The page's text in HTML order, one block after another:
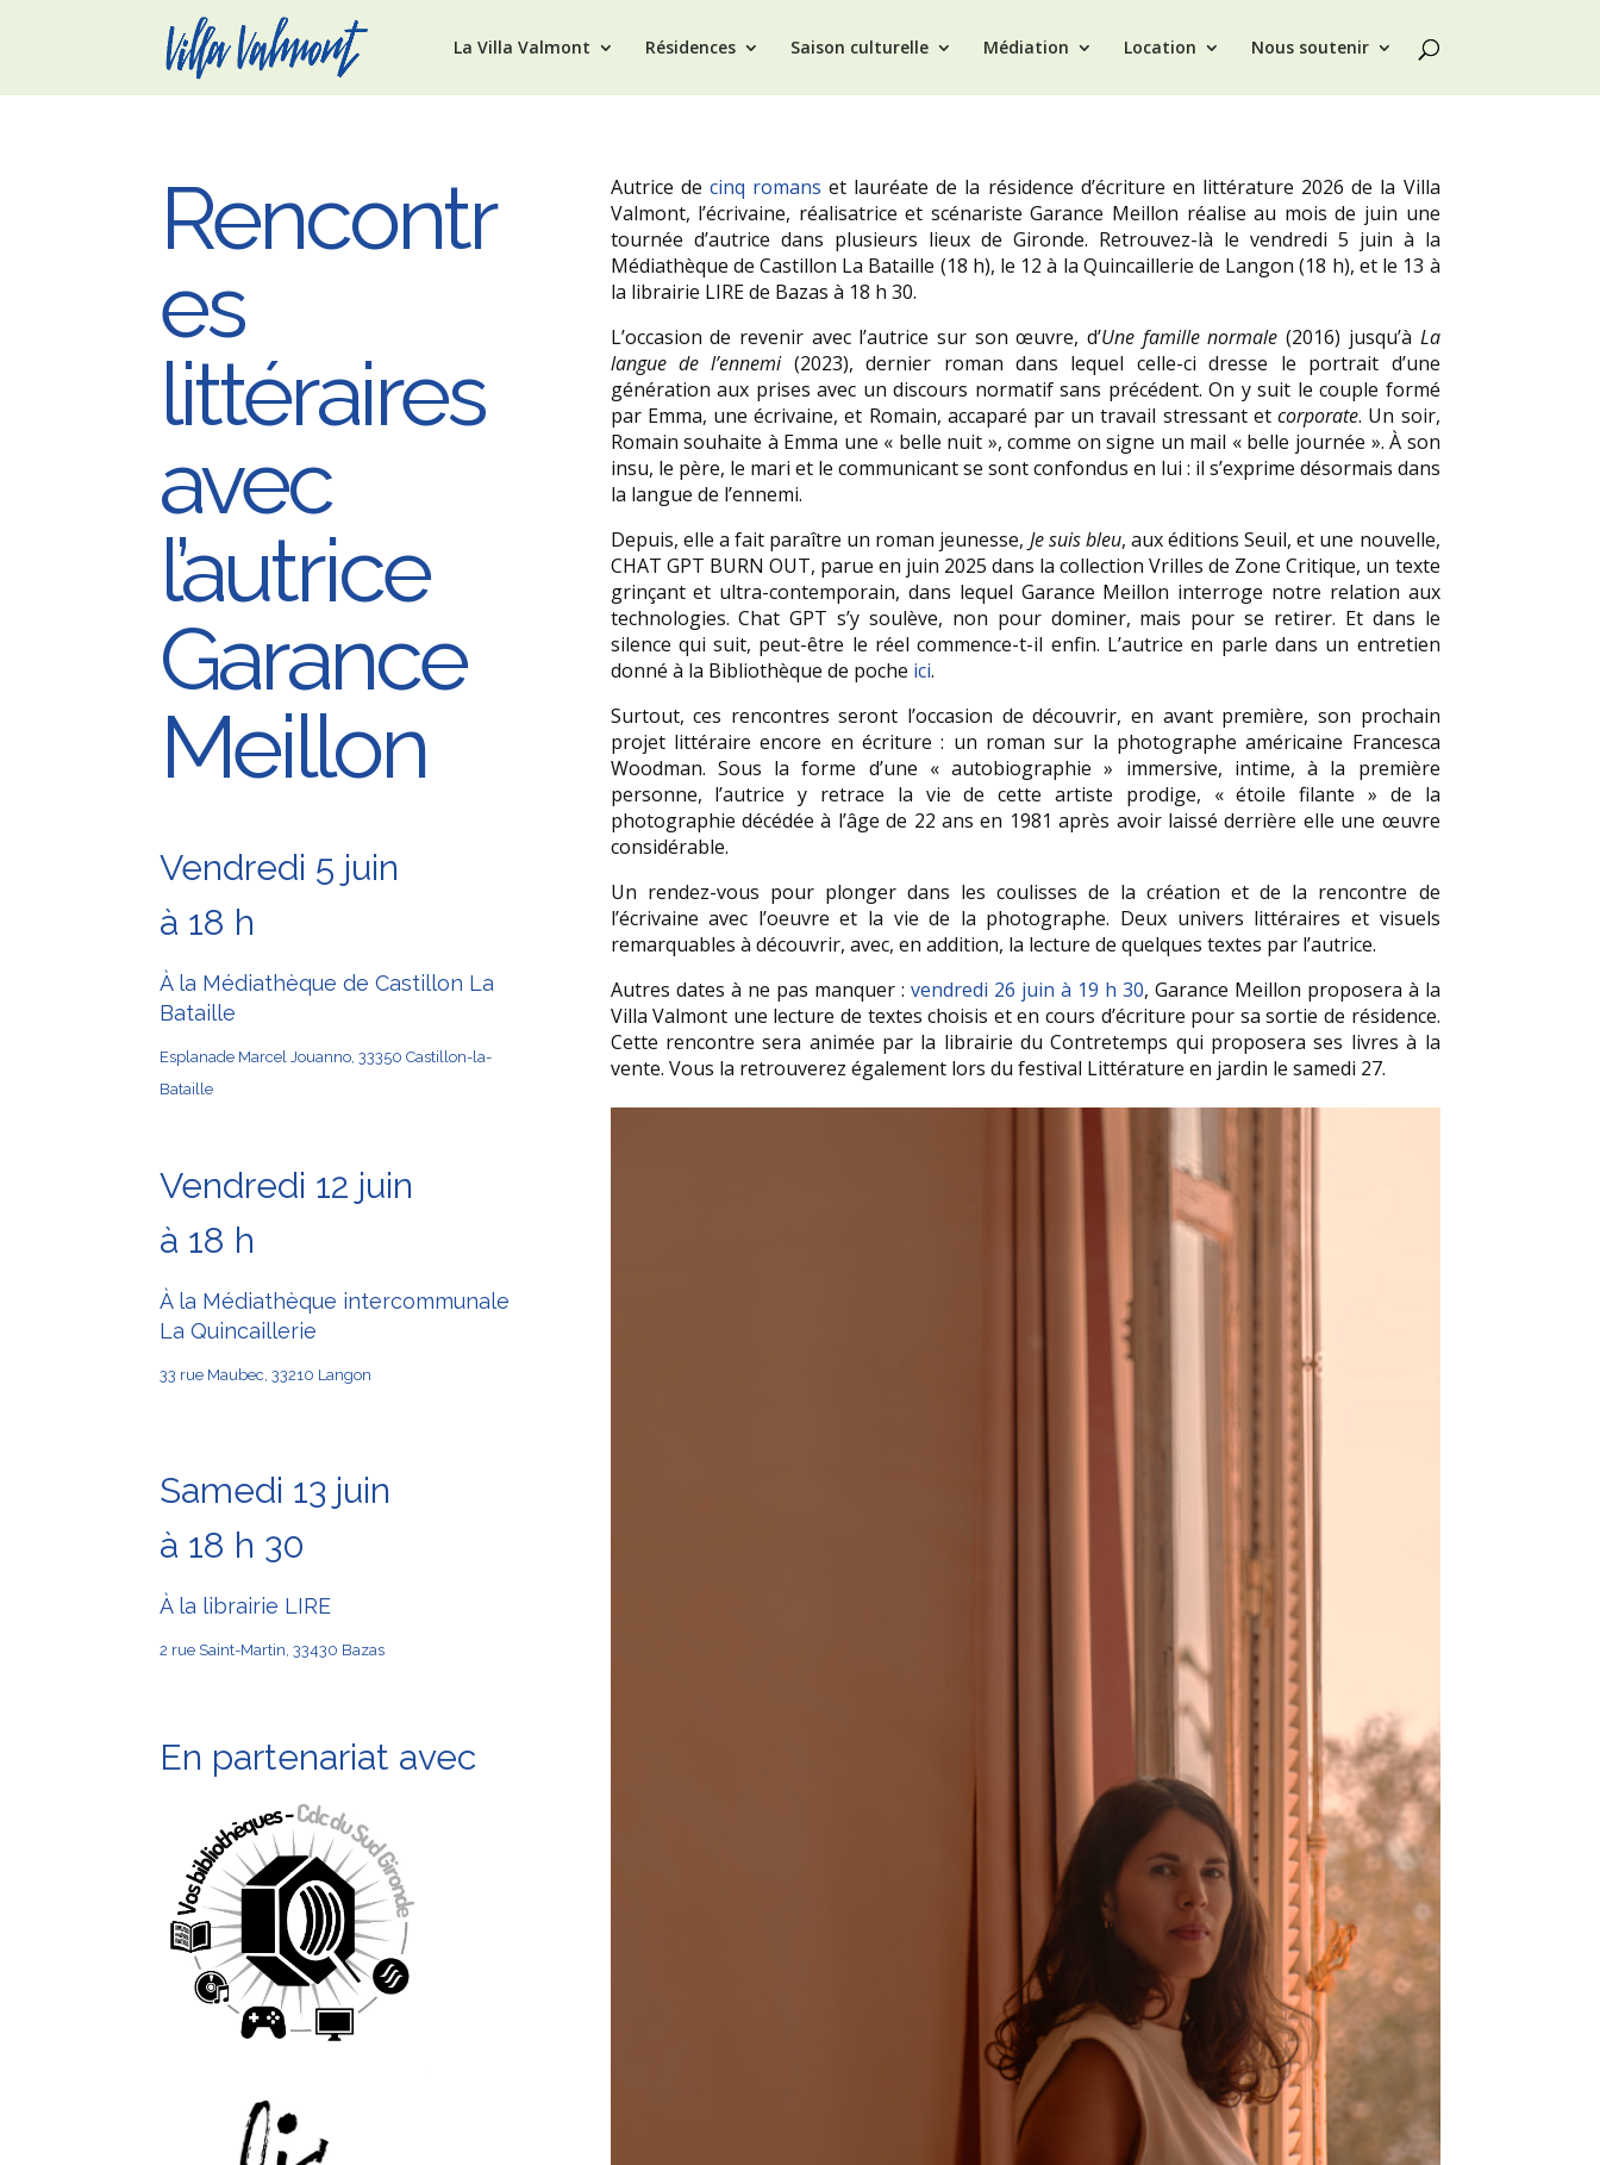
La Villa Valmont Résidences Saison culturelle Médiation Location Nous soutenir
Rencontr
es
littéraires
avec
l’autrice
Garance
Meillon
Vendredi 5 juin
à 18 h
À la Médiathèque de Castillon La
Bataille
Esplanade Marcel Jouanno, 33350 Castillon-la-
Bataille
Vendredi 12 juin
à 18 h
À la Médiathèque intercommunale
La Quincaillerie
33 rue Maubec, 33210 Langon
Samedi 13 juin
à 18 h 30
À la librairie LIRE
2 rue Saint-Martin, 33430 Bazas
En partenariat avec
Autrice de cinq romans et lauréate de la résidence d’écriture en littérature 2026 de la Villa
Valmont, l’écrivaine, réalisatrice et scénariste Garance Meillon réalise au mois de juin une
tournée d’autrice dans plusieurs lieux de Gironde. Retrouvez-là le vendredi 5 juin à la
Médiathèque de Castillon La Bataille (18 h), le 12 à la Quincaillerie de Langon (18 h), et le 13 à
la librairie LIRE de Bazas à 18 h 30.
L’occasion de revenir avec l’autrice sur son œuvre, d’Une famille normale (2016) jusqu’à La
langue de l’ennemi(2023), dernier roman dans lequel celle-ci dresse le portrait d’une
génération aux prises avec un discours normatif sans précédent. On y suit le couple formé
par Emma, une écrivaine, et Romain, accaparé par un travail stressant etcorporate. Un soir,
Romain souhaite à Emma une « belle nuit », comme on signe un mail « belle journée ». À son
insu, le père, le mari et le communicant se sont confondus en lui : il s’exprime désormais dans
la langue de l’ennemi.
Depuis, elle a fait paraître un roman jeunesse, Je suis bleu, aux éditions Seuil, et une nouvelle,
CHAT GPT BURN OUT, parue en juin 2025 dans la collection Vrilles de Zone Critique, un texte
grinçant et ultra-contemporain, dans lequel Garance Meillon interroge notre relation aux
technologies. Chat GPT s’y soulève, non pour dominer, mais pour se retirer. Et dans le
silence qui suit, peut-être le réel commence-t-il enfin. L’autrice en parle dans un entretien
donné à la Bibliothèque de poche ici.
Surtout, ces rencontres seront l’occasion de découvrir, en avant première, son prochain
projet littéraire encore en écriture : un roman sur la photographe américaine Francesca
Woodman. Sous la forme d’une « autobiographie » immersive, intime, à la première
personne, l’autrice y retrace la vie de cette artiste prodige, « étoile filante » de la
photographie décédée à l’âge de 22 ans en 1981 après avoir laissé derrière elle une œuvre
considérable.
Un rendez-vous pour plonger dans les coulisses de la création et de la rencontre de
l’écrivaine avec l’oeuvre et la vie de la photographe. Deux univers littéraires et visuels
remarquables à découvrir, avec, en addition, la lecture de quelques textes par l’autrice.
Autres dates à ne pas manquer : vendredi 26 juin à 19 h 30, Garance Meillon proposera à la
Villa Valmont une lecture de textes choisis et en cours d’écriture pour sa sortie de résidence.
Cette rencontre sera animée par la librairie du Contretemps qui proposera ses livres à la
vente. Vous la retrouverez également lors du festival Littérature en jardin le samedi 27.